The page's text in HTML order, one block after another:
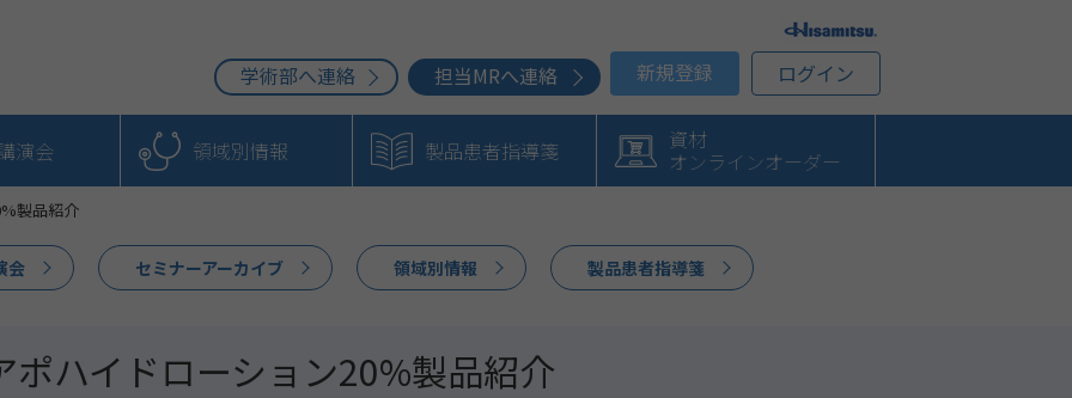
学術部へ連絡 担当MRへ連絡 新規登録 ログイン
演会 領域別情報 製品患者指導箋 資材
オンラインオーダー
製品紹介
会 セミナーアーカイブ 領域別情報 製品患者指導箋
ポハイドローション20%製品紹介